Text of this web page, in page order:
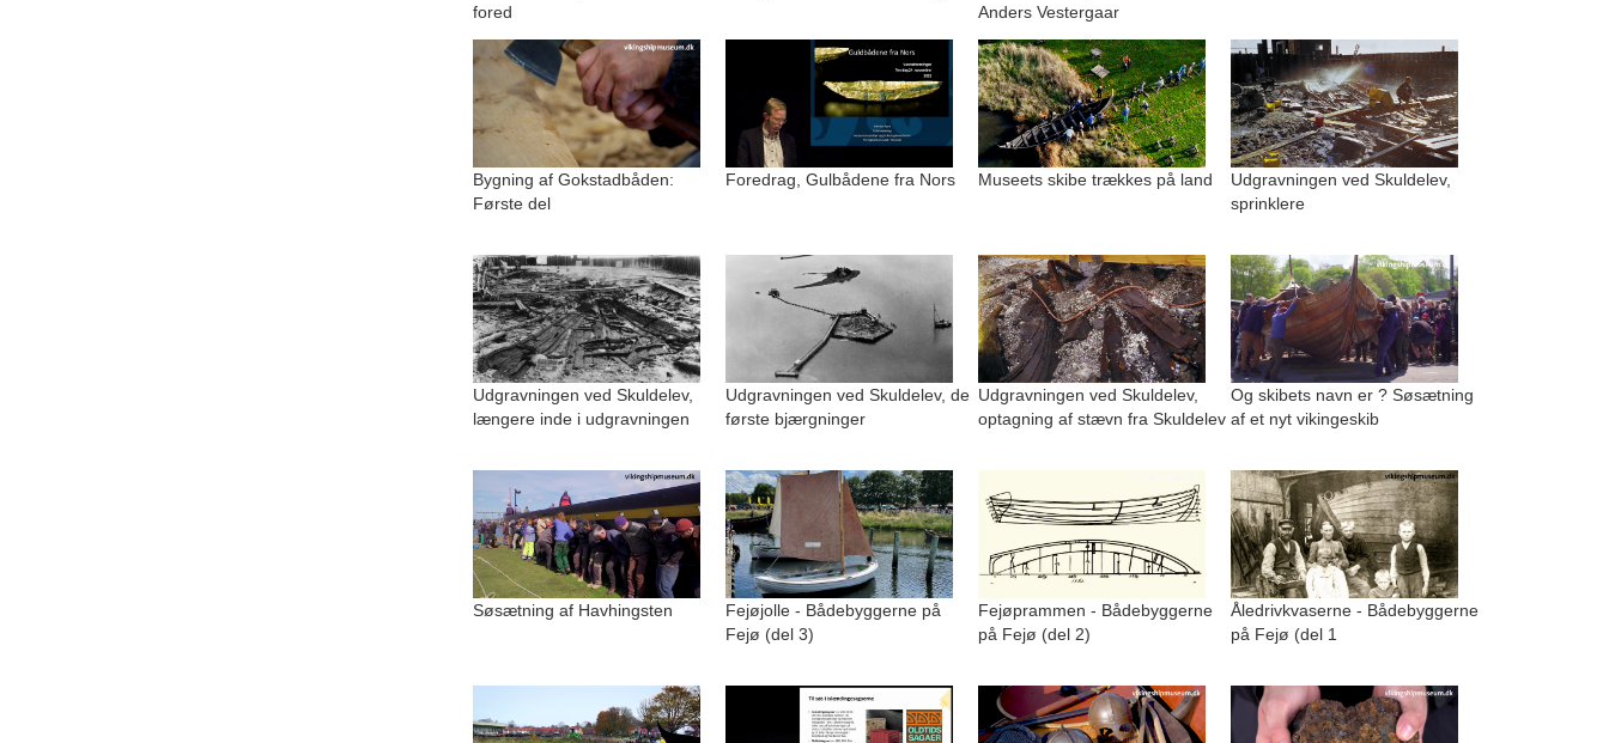
fored
Anders Vestergaar
Bygning af Gokstadbåden:
Første del
Foredrag, Gulbådene fra Nors Museets skibe trækkes på land
Udgravningen ved Skuldelev,
sprinklere
Udgravningen ved Skuldelev,
længere inde i udgravningen
Udgravningen ved Skuldelev, de
første bjærgninger
Udgravningen ved Skuldelev,
optagning af stævn fra Skuldelev
Og skibets navn er ? Søsætning
af et nyt vikingeskib
Søsætning af Havhingsten
Fejøjolle - Bådebyggerne på
Fejø (del 3)
Fejøprammen - Bådebyggerne
på Fejø (del 2)
Åledrivkvaserne - Bådebyggerne
på Fejø (del 1